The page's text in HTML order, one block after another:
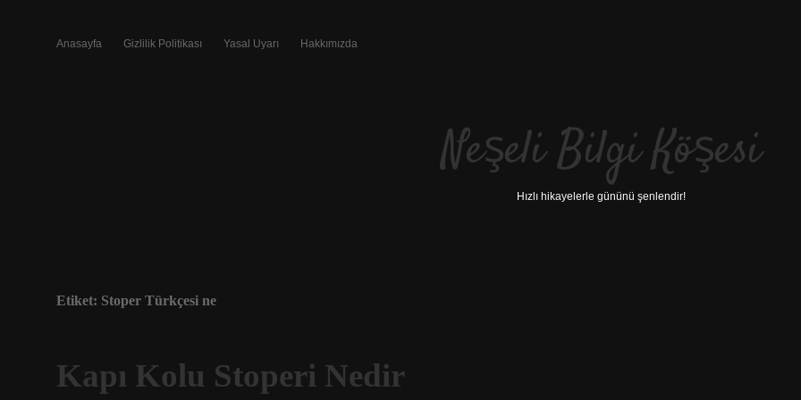
Anasayfa Gizlilik Politikası Yasal Uyarı Hakkımızda
Neşeli Bilgi Köşesi
Hızlı hikayelerle gününü şenlendir!
Etiket: Stoper Türkçesi ne
Kapı Kolu Stoperi Nedir